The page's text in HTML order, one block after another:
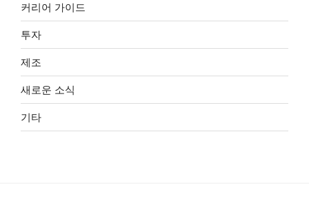
커리어 가이드
투자
제조
새로운 소식
기타